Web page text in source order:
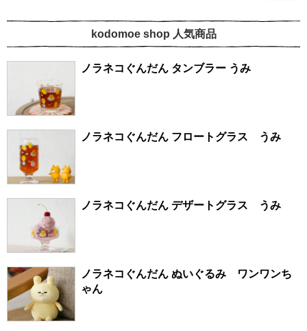
kodomoe shop 人気商品
ノラネコぐんだん タンブラー うみ
ノラネコぐんだん フロートグラス うみ
ノラネコぐんだん デザートグラス うみ
ノラネコぐんだん ぬいぐるみ ワンワンち
ゃん